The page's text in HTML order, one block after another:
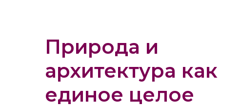
Природа и
архитектура как
единое целое